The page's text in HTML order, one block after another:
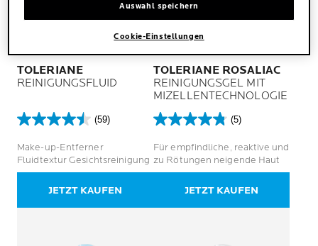
TOLERIANE
REINIGUNGSFLUID
(59)
4.5
5
Sternen.
Bewertungen
Make-up-Entferner
Fluidtextur Gesichtsreinigung
JETZT KAUFEN
TOLERIANE ROSALIAC
REINIGUNGSGEL MIT
MIZELLENTECHNOLOGIE
(5)
4.8
5
Sternen.
Bewertungen
Für empfindliche, reaktive und
zu Rötungen neigende Haut
JETZT KAUFEN
Auswahl speichern
Cookie-Einstellungen